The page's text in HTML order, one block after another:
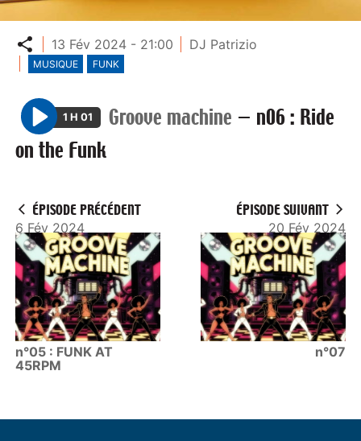
Partager
13 Fév 2024 - 21:00 DJ Patrizio
MUSIQUE FUNK
P
l
1 H 01 Groove machine — n06 : Ride
on the Funk
ÉPISODE PRÉCÉDENT
6 Fév 2024
n°05 : FUNK AT
45RPM
ÉPISODE SUIVANT
20 Fév 2024
n°07